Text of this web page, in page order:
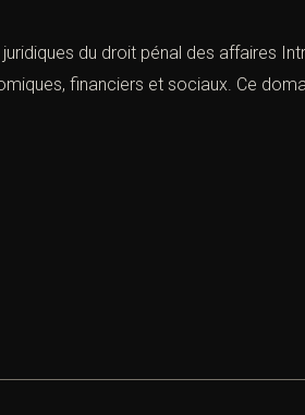
du droit pénal des affaires
financiers et sociaux. Ce